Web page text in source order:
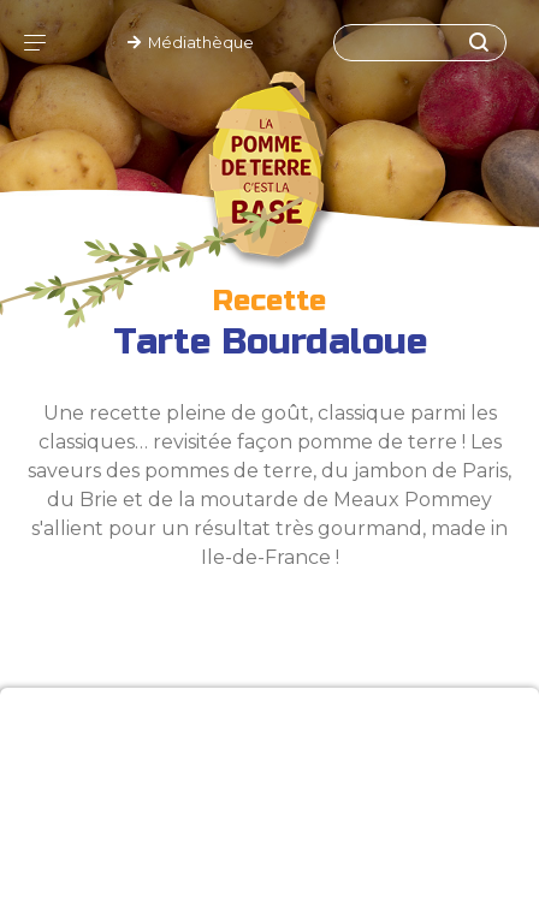
Médiathèque
Recette
Tarte Bourdaloue
Une recette pleine de goût, classique parmi les
classiques… revisitée façon pomme de terre ! Les
saveurs des pommes de terre, du jambon de Paris,
du Brie et de la moutarde de Meaux Pommey
s'allient pour un résultat très gourmand, made in
Ile-de-France !